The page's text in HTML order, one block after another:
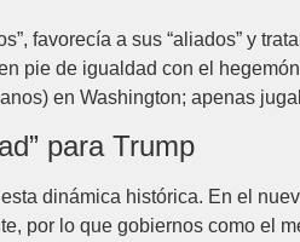
favorecía a sus “aliados” y
pie de igualdad con el
en Washington; apenas
para Trump
dinámica histórica. En el
por lo que gobiernos como el